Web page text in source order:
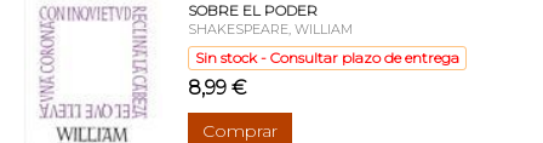
SOBRE EL PODER
SHAKESPEARE, WILLIAM
Sin stock - Consultar plazo de entrega
8,99 €
Comprar